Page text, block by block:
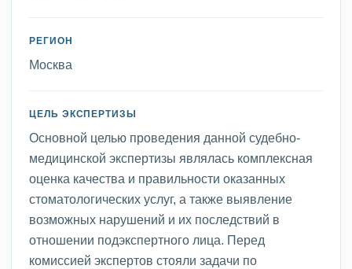
РЕГИОН
Москва
ЦЕЛЬ ЭКСПЕРТИЗЫ
Основной целью проведения данной судебно-
медицинской экспертизы являлась комплексная
оценка качества и правильности оказанных
стоматологических услуг, а также выявление
возможных нарушений и их последствий в
отношении подэкспертного лица. Перед
комиссией экспертов стояли задачи по